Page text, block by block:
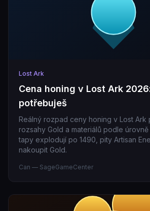
Lost Ark
Cena honing v Lost Ark
potřebuješ
Reálný rozpad ceny honing v Lost
rozsahy Gold a materiálů podle
tapy explodují po 1490, pity Artisan
nakoupit Gold.
Can — SageGameCenter